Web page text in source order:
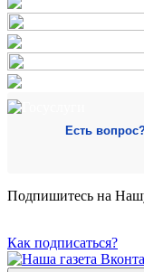
Есть
Подпишитесь на
Как подписаться?